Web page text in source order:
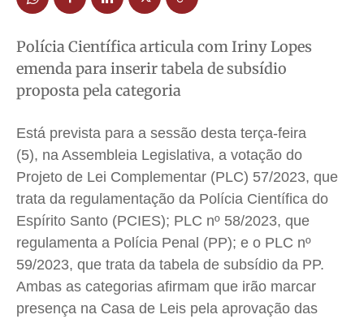
Educação
Direitos
Economia
Cultura
Colunas
Gustavo Bastos
Jr Mignone (in memorian)
Wanda Sily
Educação
Direitos
Economia
Cultura
Colunas
Gustavo Bastos
Jr Mignone (in memorian)
Wanda Sily
Educação
Direitos
Economia
Cultura
Colunas
Gustavo Bastos
Jr Mignone (in memorian)
Wanda Sily
Educação
Direitos
Economia
Cultura
Colunas
Gustavo Bastos
Jr Mignone (in memorian)
Wanda Sily
Polícia Científica articula com Iriny Lopes
emenda para inserir tabela de subsídio
proposta pela categoria
Está prevista para a sessão desta terça-feira
(5), na Assembleia Legislativa, a votação do
Projeto de Lei Complementar (PLC) 57/2023, que
trata da regulamentação da Polícia Científica do
Espírito Santo (PCIES); PLC nº 58/2023, que
regulamenta a Polícia Penal (PP); e o PLC nº
59/2023, que trata da tabela de subsídio da PP.
Ambas as categorias afirmam que irão marcar
presença na Casa de Leis pela aprovação das